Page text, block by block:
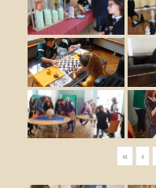
« ‹